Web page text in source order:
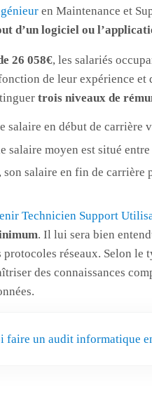
en Maintenance et
d’un logiciel ou
26 058€, les salariés
de leur expérience
trois niveaux de
salaire en début de carrière
salaire moyen est situé
salaire en fin de carrière
Technicien Support
. Il lui sera bien
protocoles réseaux. Selon
des connaissances
faire un audit informatique